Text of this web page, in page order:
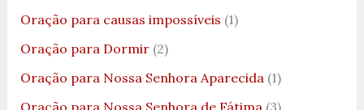
Oração para causas impossíveis (1)
Oração para Dormir(2)
Oração para Nossa Senhora Aparecida(1)